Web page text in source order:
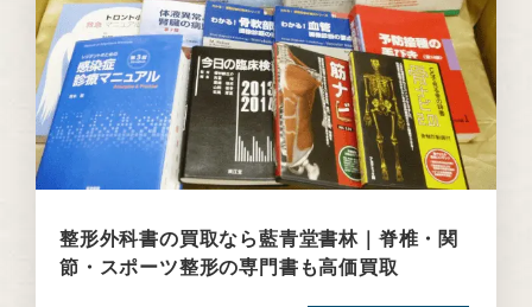
整形外科書の買取なら藍青堂書林｜脊椎・関
節・スポーツ整形の専門書も高価買取